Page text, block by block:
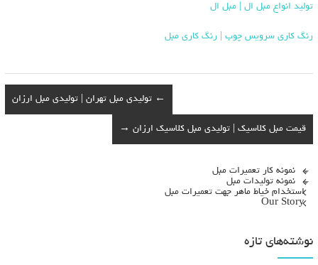
تولید انواع مبل ال | مبل ال
رنگ کاری سرویس چوب | رنگ کاری مبل
← تولیدی مبل تهران | تولیدی مبل ارزان
قیمت مبل کلاسیک | تولیدی مبل کلاسیک ارزان →
نمونه کار تعمیرات مبل
نمونه تولیدات مبل
استخدام خیاط ماهر جهت تعمیرات مبل
Our Story
نوشته‌های تازه